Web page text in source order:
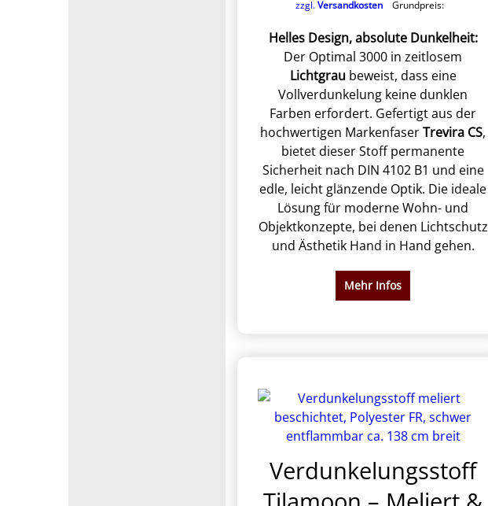
zzgl.Versandkosten Grundpreis:
Helles Design, absolute Dunkelheit:
Der Optimal 3000 in zeitlosem
Lichtgraubeweist, dass eine
Vollverdunkelung keine dunklen
Farben erfordert. Gefertigt aus der
hochwertigen MarkenfaserTrevira CS,
bietet dieser Stoff permanente
Sicherheit nach DIN 4102 B1 und eine
edle, leicht glänzende Optik. Die ideale
Lösung für moderne Wohn- und
Objektkonzepte, bei denen Lichtschutz
und Ästhetik Hand in Hand gehen.
Mehr Infos
Verdunkelungsstoff